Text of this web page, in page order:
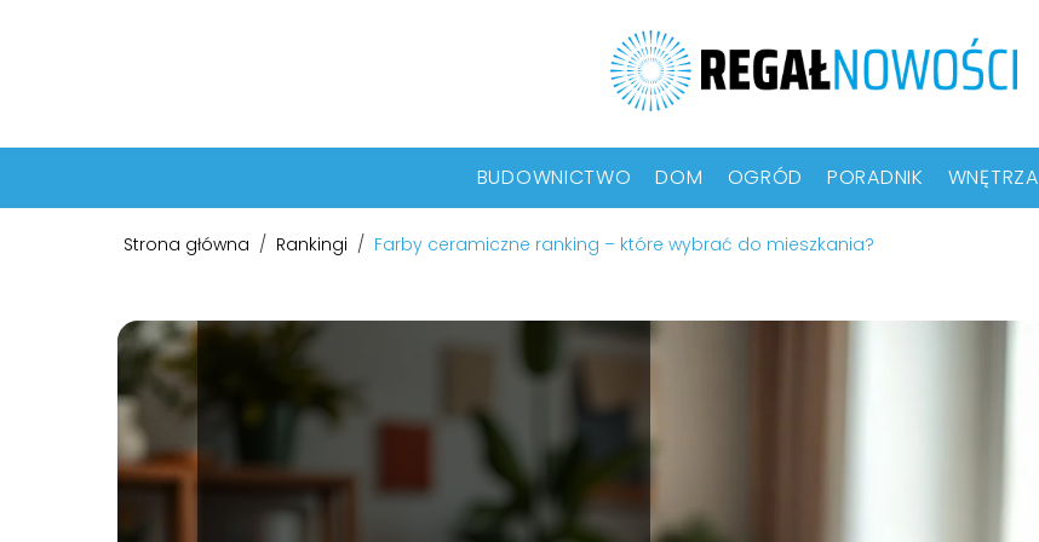
BUDOWNICTWO DOM OGRÓD PORADNIK WNĘTRZA
Strona główna / Rankingi / Farby ceramiczne ranking – które wybrać do mieszkania?